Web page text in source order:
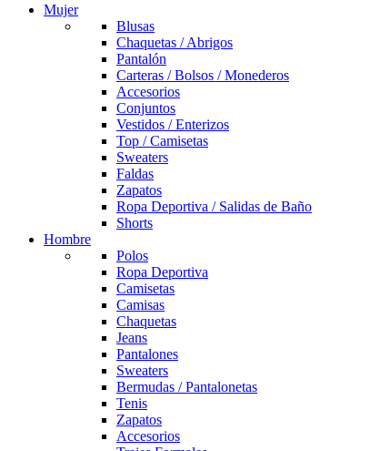
Mujer
Blusas
Chaquetas / Abrigos
Pantalón
Carteras / Bolsos / Monederos
Accesorios
Conjuntos
Vestidos / Enterizos
Top / Camisetas
Sweaters
Faldas
Zapatos
Ropa Deportiva / Salidas de Baño
Shorts
Hombre
Polos
Ropa Deportiva
Camisetas
Camisas
Chaquetas
Jeans
Pantalones
Sweaters
Bermudas / Pantalonetas
Tenis
Zapatos
Accesorios